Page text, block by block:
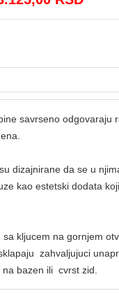
savrseno odgovaraju
dizajnirane da se u
kao estetski dodata
sa kljucem na gornjem
zahvaljujuci
na bazen ili cvrst zid.